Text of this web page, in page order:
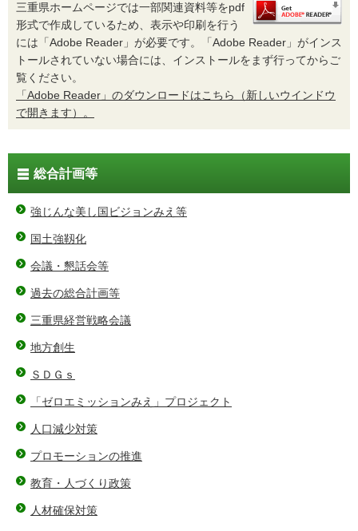
三重県ホームページでは一部関連資料等をpdf
形式で作成しているため、表示や印刷を行う
には「Adobe Reader」が必要です。「Adobe Reader」がインス
トールされていない場合には、インストールをまず行ってからご
覧ください。
「Adobe Reader」のダウンロードはこちら（新しいウインドウ
で開きます）。
総合計画等
強じんな美し国ビジョンみえ等
国土強靱化
会議・懇話会等
過去の総合計画等
三重県経営戦略会議
地方創生
ＳＤＧｓ
「ゼロエミッションみえ」プロジェクト
人口減少対策
プロモーションの推進
教育・人づくり政策
人材確保対策